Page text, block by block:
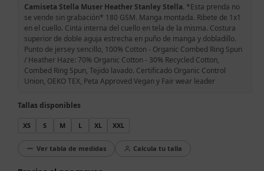
Camiseta Stella Muser Heather Stanley Stella. *Esta prenda no
se vende sin grabación* 180 GSM. Manga montada. Ribete de 1x1
en el cuello. Cinta interna del cuello en tela de la misma. Costura
superior de doble aguja estrecha en puño de manga y dobladillo.
Punto de jersey sencillo, 100% Cotton - Organic Combed Ring Spun
/ Heather Haze: 70% Organic Cotton - 30% Recycled Cotton,
Combed Ring Spun, Tejido lavado. Certificado Organic Control
Union, OEKO TEX, Peta Approved Vegan y Fair wear leader
Tallas disponibles
XS S M L XL XXL
Ver tabla de medidas Calcula tu talla